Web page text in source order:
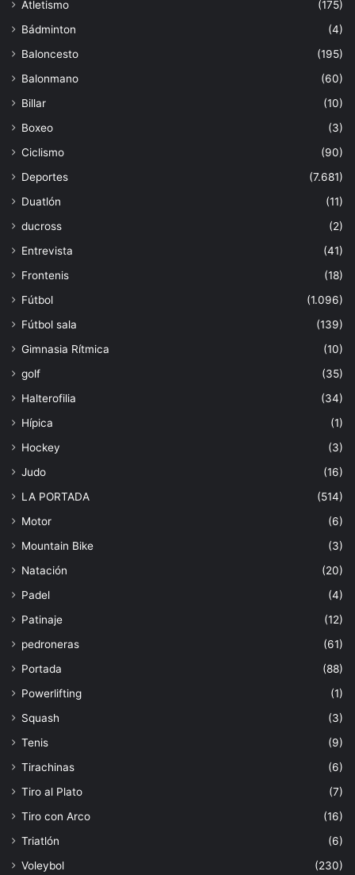
Atletismo
(175)
Bádminton
(4)
Baloncesto
(195)
Balonmano
(60)
Billar
(10)
Boxeo
(3)
Ciclismo
(90)
Deportes
(7.681)
Duatlón
(11)
ducross
(2)
Entrevista
(41)
Frontenis
(18)
Fútbol
(1.096)
Fútbol sala
(139)
Gimnasia Rítmica
(10)
golf
(35)
Halterofilia
(34)
Hípica
(1)
Hockey
(3)
Judo
(16)
LA PORTADA
(514)
Motor
(6)
Mountain Bike
(3)
Natación
(20)
Padel
(4)
Patinaje
(12)
pedroneras
(61)
Portada
(88)
Powerlifting
(1)
Squash
(3)
Tenis
(9)
Tirachinas
(6)
Tiro al Plato
(7)
Tiro con Arco
(16)
Triatlón
(6)
Voleybol
(230)